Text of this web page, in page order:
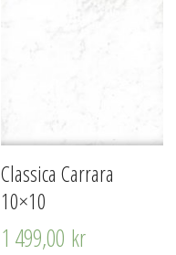
Classica Carrara
10×10
1 499,00 kr